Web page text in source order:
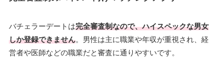
バチェラーデートは完全審査制なので、ハイスペックな男女
しか登録できません。男性は主に職業や年収が重視され、経
営者や医師などの職業だと審査に通りやすいです。